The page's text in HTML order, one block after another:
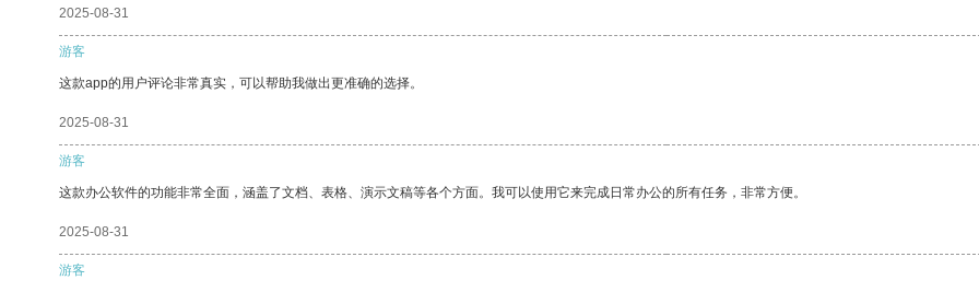
2025-08-31
游客
这款app的用户评论非常真实，可以帮助我做出更准确的选择。
2025-08-31
游客
这款办公软件的功能非常全面，涵盖了文档、表格、演示文稿等各个方面。我可以使用它来完成日常办公的所有任务，非常方便。
2025-08-31
游客